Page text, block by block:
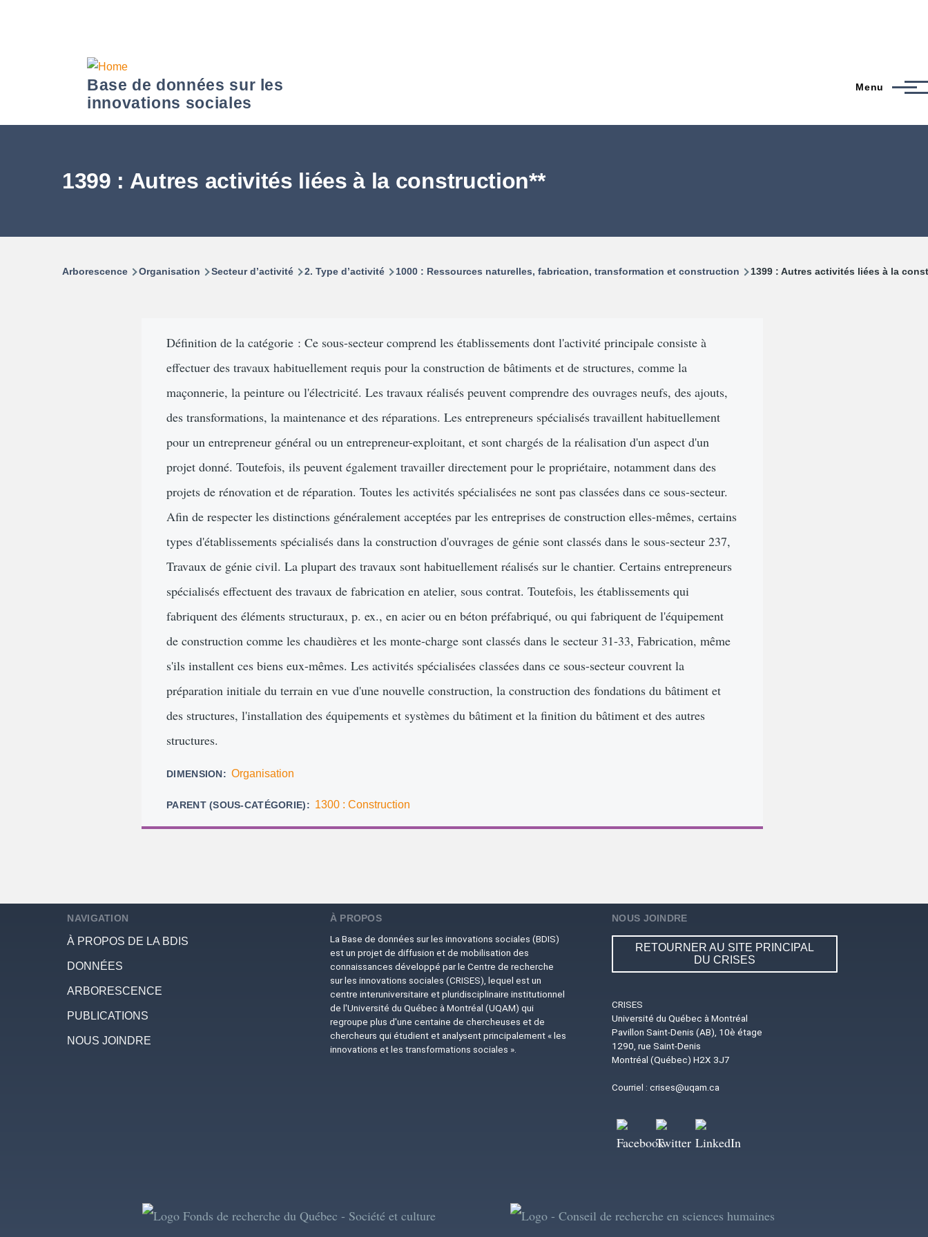
Base de données sur les
innovations sociales
Menu
1399 : Autres activités liées à la construction**
Arborescence Organisation Secteur d’activité 2. Type d’activité 1000 : Ressources naturelles, fabrication, transformation et construction 1399 : Autres activités liées à la
Définition de la catégorie : Ce sous-secteur comprend les établissements dont l'activité principale consiste à
effectuer des travaux habituellement requis pour la construction de bâtiments et de structures, comme la
maçonnerie, la peinture ou l'électricité. Les travaux réalisés peuvent comprendre des ouvrages neufs, des ajouts,
des transformations, la maintenance et des réparations. Les entrepreneurs spécialisés travaillent habituellement
pour un entrepreneur général ou un entrepreneur-exploitant, et sont chargés de la réalisation d'un aspect d'un
projet donné. Toutefois, ils peuvent également travailler directement pour le propriétaire, notamment dans des
projets de rénovation et de réparation. Toutes les activités spécialisées ne sont pas classées dans ce sous-secteur.
Afin de respecter les distinctions généralement acceptées par les entreprises de construction elles-mêmes, certains
types d'établissements spécialisés dans la construction d'ouvrages de génie sont classés dans le sous-secteur 237,
Travaux de génie civil. La plupart des travaux sont habituellement réalisés sur le chantier. Certains entrepreneurs
spécialisés effectuent des travaux de fabrication en atelier, sous contrat. Toutefois, les établissements qui
fabriquent des éléments structuraux, p. ex., en acier ou en béton préfabriqué, ou qui fabriquent de l'équipement
de construction comme les chaudières et les monte-charge sont classés dans le secteur 31-33, Fabrication, même
s'ils installent ces biens eux-mêmes. Les activités spécialisées classées dans ce sous-secteur couvrent la
préparation initiale du terrain en vue d'une nouvelle construction, la construction des fondations du bâtiment et
des structures, l'installation des équipements et systèmes du bâtiment et la finition du bâtiment et des autres
structures.
DIMENSION Organisation
PARENT (SOUS-CATÉGORIE) 1300 : Construction
NAVIGATION
À PROPOS DE LA BDIS
DONNÉES
ARBORESCENCE
PUBLICATIONS
NOUS JOINDRE
À PROPOS
La Base de données sur les innovations sociales (BDIS)
est un projet de diffusion et de mobilisation des
connaissances développé par le Centre de recherche
sur les innovations sociales (CRISES), lequel est un
centre interuniversitaire et pluridisciplinaire institutionnel
de l'Université du Québec à Montréal (UQAM) qui
regroupe plus d'une centaine de chercheuses et de
chercheurs qui étudient et analysent principalement « les
innovations et les transformations sociales ».
NOUS JOINDRE
RETOURNER AU SITE PRINCIPAL
DU CRISES
CRISES
Université du Québec à Montréal
Pavillon Saint-Denis (AB), 10è étage
1290, rue Saint-Denis
Montréal (Québec) H2X 3J7
Courriel :crises@uqam.ca
Image Image Image
Image Image